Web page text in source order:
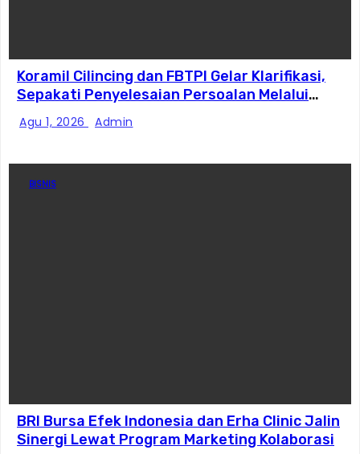
Koramil Cilincing dan FBTPI Gelar Klarifikasi,
Sepakati Penyelesaian Persoalan Melalui
Dialog
Agu 1, 2026 Admin
BISNIS
BRI Bursa Efek Indonesia dan Erha Clinic Jalin
Sinergi Lewat Program Marketing Kolaborasi